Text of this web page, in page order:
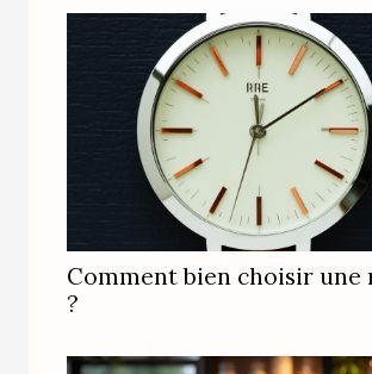
Comment bien choisir une
?